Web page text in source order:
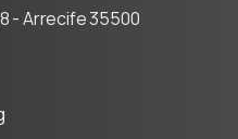
- Arrecife 35500